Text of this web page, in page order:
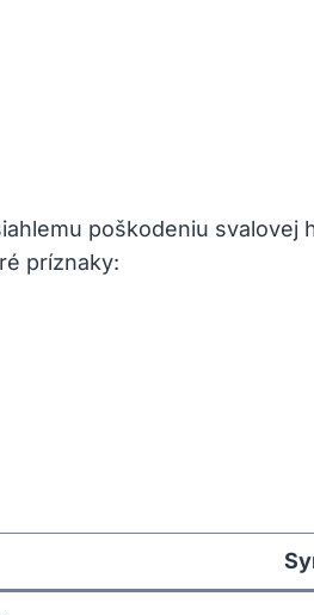
poškodeniu
príznaky: